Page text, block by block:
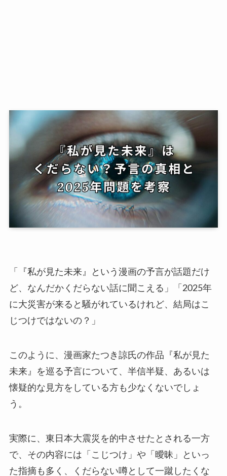
「『私が見た未来』という漫画の予言が話題だけ
ど、なんだかくだらない話に聞こえる」「2025年
に大災害が来ると騒がれているけれど、結局はこ
じつけではないの？」
このように、漫画家たつき諒氏の作品『私が見た
未来』を巡る予言について、半信半疑、あるいは
懐疑的な見方をしている方も少なくないでしょ
う。
実際に、東日本大震災を的中させたとされる一方
で、その内容には「こじつけ」や「曖昧」といっ
た指摘も多く、くだらない噂として一蹴したくな